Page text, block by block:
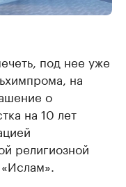
под нее уже
на
о
на 10 лет
религиозной